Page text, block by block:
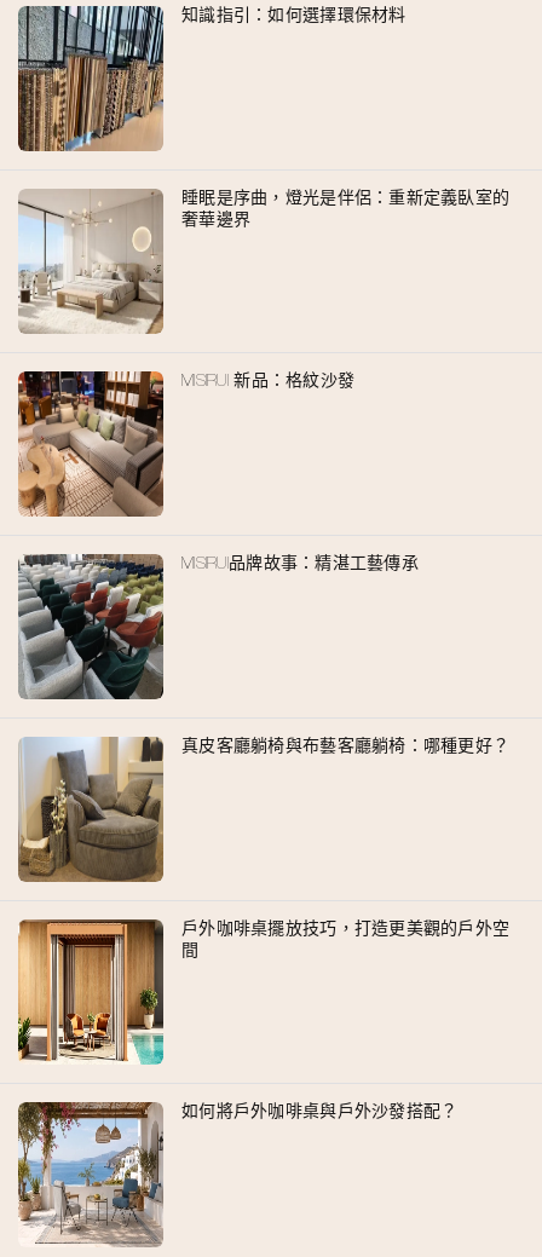
知識指引：如何選擇環保材料
睡眠是序曲，燈光是伴侶：重新定義臥室的
奢華邊界
MISIRUI 新品：格紋沙發
MISIRUI品牌故事：精湛工藝傳承
真皮客廳躺椅與布藝客廳躺椅：哪種更好？
戶外咖啡桌擺放技巧，打造更美觀的戶外空
間
如何將戶外咖啡桌與戶外沙發搭配？